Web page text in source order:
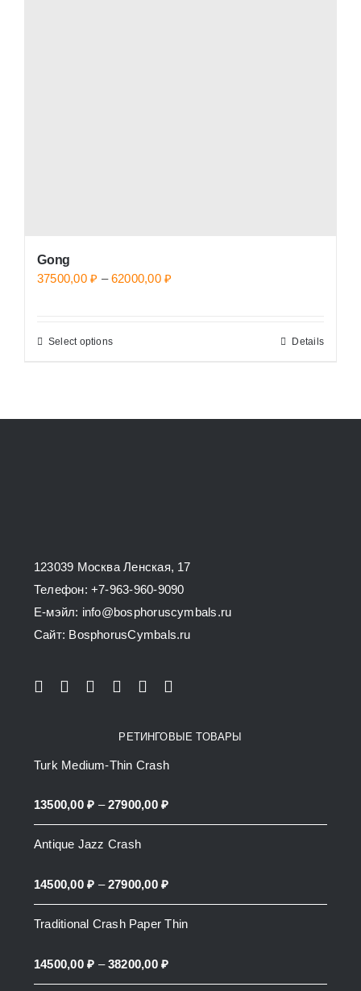
Gong
37500,00₽ – 62000,00 ₽
Select optionsThis
on
the
product
page
Details
123039 Москва Ленская, 17
Телефон: +7-963-960-9090
E-мэйл: info@bosphoruscymbals.ru
Сайт: BosphorusСymbals.ru
РЕТИНГОВЫЕ ТОВАРЫ
Turk Medium-Thin Crash
13500,00₽ – 27900,00 ₽Price
range:
Antique Jazz Crash
14500,00₽ – 27900,00 ₽Price
range:
14500,00 ₽
Traditional Crash Paper Thin
14500,00₽ – 38200,00 ₽Price
range: